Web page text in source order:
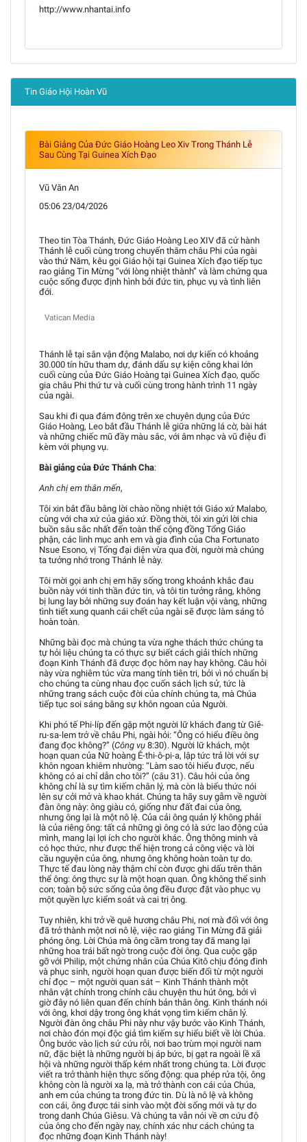
http://www.nhantai.info
Tin Giáo Hội Hoàn Vũ
Bài Giảng Của Đức Giáo Hoàng Leo Xiv Trong Thánh Lễ
Sau Cùng Tại Guinea Xích Đạo
Vũ Văn An
05:06 23/04/2026
Theo tin Tòa Thánh, Đức Giáo Hoàng Leo XIV đã cử hành
Thánh lễ cuối cùng trong chuyến thăm châu Phi của ngài
vào thứ Năm, kêu gọi Giáo hội tại Guinea Xích đạo tiếp tục
rao giảng Tin Mừng “với lòng nhiệt thành” và làm chứng qua
cuộc sống được định hình bởi đức tin, phục vụ và tình liên
đới.
Vatican Media
Thánh lễ tại sân vận động Malabo, nơi dự kiến có khoảng
30.000 tín hữu tham dự, đánh dấu sự kiện công khai lớn
cuối cùng của Đức Giáo Hoàng tại Guinea Xích đạo, quốc
gia châu Phi thứ tư và cuối cùng trong hành trình 11 ngày
của ngài.
Sau khi đi qua đám đông trên xe chuyên dụng của Đức
Giáo Hoàng, Leo bắt đầu Thánh lễ giữa những lá cờ, bài hát
và những chiếc mũ đầy màu sắc, với âm nhạc và vũ điệu đi
kèm với phụng vụ.
Bài giảng của Đức Thánh Cha:
Anh chị em thân mến,
Tôi xin bắt đầu bằng lời chào nồng nhiệt tới Giáo xứ Malabo,
cùng với cha xứ của giáo xứ. Đồng thời, tôi xin gửi lời chia
buồn sâu sắc nhất đến toàn thể cộng đồng Tổng Giáo
phận, các linh mục anh em và gia đình của Cha Fortunato
Nsue Esono, vị Tổng đại diện vừa qua đời, người mà chúng
ta tưởng nhớ trong Thánh lễ này.
Tôi mời gọi anh chị em hãy sống trong khoảnh khắc đau
buồn này với tinh thần đức tin, và tôi tin tưởng rằng, không
bị lung lay bởi những suy đoán hay kết luận vội vàng, những
tình tiết xung quanh cái chết của ngài sẽ được làm sáng tỏ
hoàn toàn.
Những bài đọc mà chúng ta vừa nghe thách thức chúng ta
tự hỏi liệu chúng ta có thực sự biết cách giải thích những
đoạn Kinh Thánh đã được đọc hôm nay hay không. Câu hỏi
này vừa nghiêm túc vừa mang tính tiên tri, bởi vì nó chuẩn bị
cho chúng ta cùng nhau đọc cuốn sách lịch sử, tức là
những trang sách cuộc đời của chính chúng ta, mà Chúa
tiếp tục soi sáng bằng sự khôn ngoan của Người.
Khi phó tế Phi-líp đến gặp một người lữ khách đang từ Giê-
ru-sa-lem trở về châu Phi, ngài hỏi: “Ông có hiểu điều ông
đang đọc không?” (Công vụ 8:30). Người lữ khách, một
hoạn quan của Nữ hoàng Ê-thi-ô-pi-a, lập tức trả lời với sự
khôn ngoan khiêm nhường: “Làm sao tôi hiểu được, nếu
không có ai chỉ dẫn cho tôi?” (câu 31). Câu hỏi của ông
không chỉ là sự tìm kiếm chân lý, mà còn là biểu thức nói
lên sự cởi mở và khao khát. Chúng ta hãy suy gẫm về người
đàn ông này: ông giàu có, giống như đất đai của ông,
nhưng ông lại là một nô lệ. Của cải ông quản lý không phải
là của riêng ông: tất cả những gì ông có là sức lao động của
mình, mang lại lợi ích cho người khác. Ông thông minh và
có học thức, như được thể hiện trong cả công việc và lời
cầu nguyện của ông, nhưng ông không hoàn toàn tự do.
Thực tế đau lòng này thậm chí còn được ghi dấu trên thân
thể ông: ông thực sự là một hoạn quan. Ông không thể sinh
con; toàn bộ sức sống của ông đều được đặt vào phục vụ
một quyền lực kiểm soát và cai trị ông.
Tuy nhiên, khi trở về quê hương châu Phi, nơi mà đối với ông
đã trở thành một nơi nô lệ, việc rao giảng Tin Mừng đã giải
phóng ông. Lời Chúa mà ông cầm trong tay đã mang lại
những hoa trái bất ngờ trong cuộc đời ông. Qua cuộc gặp
gỡ với Philip, một chứng nhân của Chúa Kitô chịu đóng đinh
và phục sinh, người hoạn quan được biến đổi từ một người
chỉ đọc – một người quan sát – Kinh Thánh thành một
nhân vật chính trong chính câu chuyện thu hút ông, bởi vì
giờ đây nó liên quan đến chính bản thân ông. Kinh thánh nói
với ông, khơi dậy trong ông khát vọng tìm kiếm chân lý.
Người đàn ông châu Phi này như vậy bước vào Kinh Thánh,
nơi chào đón mọi độc giả tìm kiếm sự hiểu biết về lời Chúa.
Ông bước vào lịch sử cứu rỗi, nơi bao trùm mọi người nam
nữ, đặc biệt là những người bị áp bức, bị gạt ra ngoài lề xã
hội và những người thấp kém nhất trong chúng ta. Lời được
viết ra trở thành hiện thực sống động: qua phép rửa tội, ông
không còn là người xa lạ, mà trở thành con cái của Chúa,
anh em của chúng ta trong đức tin. Dù là nô lệ và không
con cái, ông được tái sinh vào một đời sống mới và tự do
trong danh Chúa Giêsu. Và chúng ta vẫn nói về ơn cứu độ
của ông cho đến ngày nay, chính xác như cách chúng ta
đọc những đoạn Kinh Thánh này!